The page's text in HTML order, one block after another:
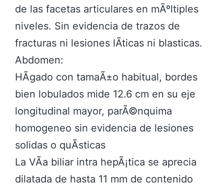
de las facetas articulares en mÃºltiples
niveles. Sin evidencia de trazos de
fracturas ni lesiones lÃ­ticas ni blasticas.
Abdomen:
HÃ­gado con tamaÃ±o habitual, bordes
bien lobulados mide 12.6 cm en su eje
longitudinal mayor, parÃ©nquima
homogeneo sin evidencia de lesiones
solidas o quÃ­sticas
La VÃ­a biliar intra hepÃ¡tica se aprecia
dilatada de hasta 11 mm de contenido